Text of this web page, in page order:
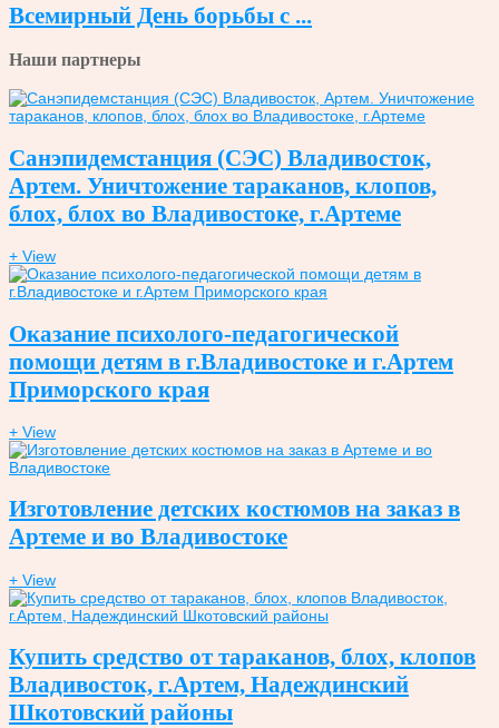
Всемирный День борьбы с ...
Наши партнеры
Санэпидемстанция (СЭС) Владивосток,
Артем. Уничтожение тараканов, клопов,
блох, блох во Владивостоке, г.Артеме
+ View
Оказание психолого-педагогической
помощи детям в г.Владивостоке и г.Артем
Приморского края
+ View
Изготовление детских костюмов на заказ в
Артеме и во Владивостоке
+ View
Купить средство от тараканов, блох, клопов
Владивосток, г.Артем, Надеждинский
Шкотовский районы